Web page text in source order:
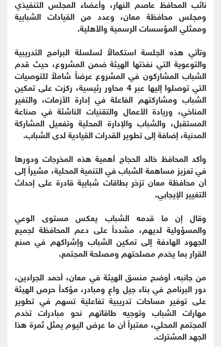
نائب المحافظ عاصم النهار، وأعضاء المجلس التنفيذي
ومجلس محافظة معان، وعدد من القيادات الشبابية
وممثلي المؤسسات الرسمية والأهلية.
وتأتي هذه الجلسة استكمالاً لسلسلة البرامج التدريبية
والتوعوية التي نفذتها الهيئة ضمن المشروع، حيث قدم
الشباب المشاركون في المشروع عرضاً شاملاً للتوصيات
التي توصلوا إليها عبر 4 محاور رئيسية، ركزت على تمكين
الشباب ومشاركتهم الفاعلة في إدارة الأزمات، والتغير
المناخي، وريادة الأعمال والتقنيات الناشئة في صناعة
المستقبل، والشباب والإدارة المحلية وتفعيل المشاركة
المدنية، إضافة إلى تطوير القدرات القيادية لدى الشباب.
وأكد المحافظ خالد الحجاج أهمية هذه المخرجات ودورها
في تعزيز مساهمة الشباب في التنمية المحلية، مشيراً إلى
أن محافظة معان تزخر بطاقات شبابية قادرة على إحداث
التغيير الإيجابي.
وقال إن ما قدمه الشباب يعكس مستوى الوعي
والمسؤولية لديهم، مشدداً على دعم المحافظة لجميع
الجهود الهادفة إلى تمكين الشباب وإشراكهم في صنع
القرار بما يخدم مصلحتهم ومصلحة المجتمع.
من جانبه، أوضح منسق الهيئة في معان، أحمد الجرادين،
دور البرنامج في بناء جيل واعٍ ومبادر، مؤكداً حرص الهيئة
على توفير مساحات تدريبية تفاعلية تسهم في تطوير
مهارات الشباب وتوجيه طاقاتهم نحو مبادرات تخدم
المجتمع المحلي، معتبراً أن ما عرض اليوم يمثل ثمرة هذا
الجهد المشترك.